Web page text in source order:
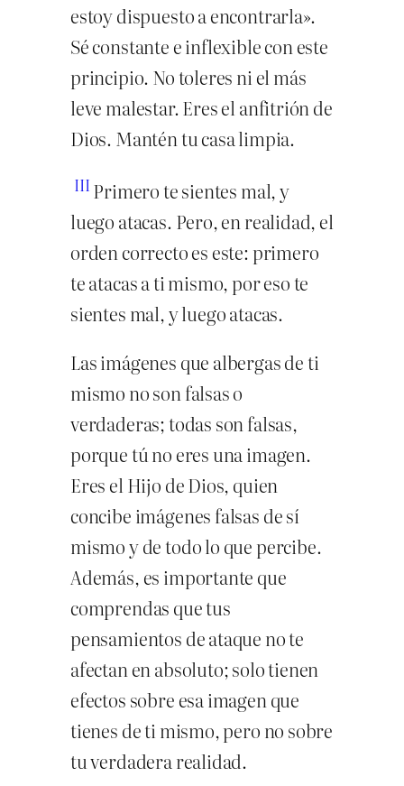
estoy dispuesto a encontrarla».
Sé constante e inflexible con este
principio. No toleres ni el más
leve malestar. Eres el anfitrión de
Dios. Mantén tu casa limpia.
III Primero te sientes mal, y
luego atacas. Pero, en realidad, el
orden correcto es este: primero
te atacas a ti mismo, por eso te
sientes mal, y luego atacas.
Las imágenes que albergas de ti
mismo no son falsas o
verdaderas; todas son falsas,
porque tú no eres una imagen.
Eres el Hijo de Dios, quien
concibe imágenes falsas de sí
mismo y de todo lo que percibe.
Además, es importante que
comprendas que tus
pensamientos de ataque no te
afectan en absoluto; solo tienen
efectos sobre esa imagen que
tienes de ti mismo, pero no sobre
tu verdadera realidad.